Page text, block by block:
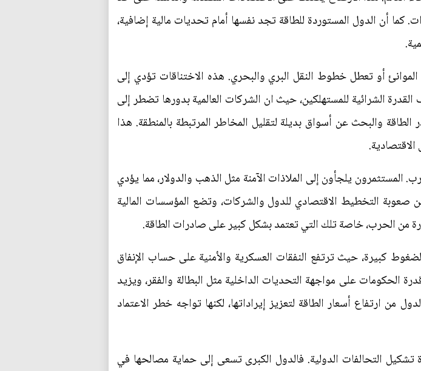
أن الدول المستوردة للطاقة تجد نفسها أمام تحديات مالية إضافية،
أو تعطل خطوط النقل البري والبحري. هذه الاختناقات تؤدي إلى
الشرائية للمستهلكين، حيث ان الشركات العالمية بدورها تضطر إلى
والبحث عن أسواق بديلة لتقليل المخاطر المرتبطة بالمنطقة. هذا
المستثمرون يلجأون إلى الملاذات الآمنة مثل الذهب والدولار، مما يؤدي
صعوبة التخطيط الاقتصادي للدول والشركات، وتضع المؤسسات المالية
من الحرب، خاصة تلك التي تعتمد بشكل كبير على صادرات الطاقة.
كبيرة، حيث ترتفع النفقات العسكرية والأمنية على حساب الإنفاق
الحكومات على مواجهة التحديات الداخلية مثل البطالة والفقر، ويزيد
من ارتفاع أسعار الطاقة لتعزيز إيراداتها، لكنها تواجه خطر الاعتماد
التحالفات الدولية. فالدول الكبرى تسعى إلى حماية مصالحها في